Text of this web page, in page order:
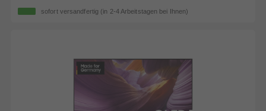
sofort versandfertig (in 2-4 Arbeitstagen bei Ihnen)